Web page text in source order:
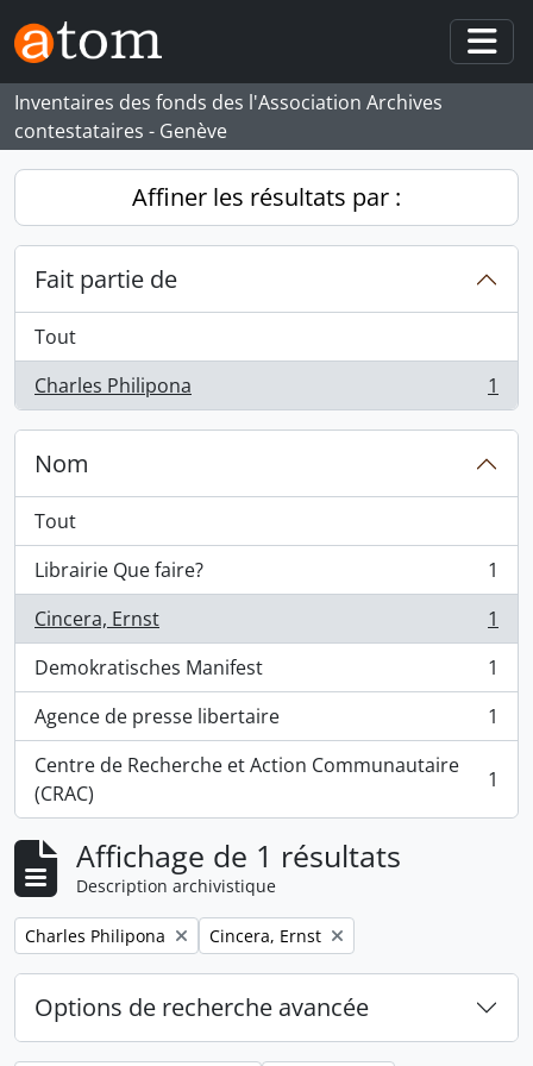
Skip to main content
Inventaires des fonds des l'Association Archives
contestataires - Genève
Affiner les résultats par :
Fait partie de
Tout
Charles Philipona
, 1 résultats 1
Nom
Tout
Librairie Que faire?
, 1 résultats
1
Cincera, Ernst
, 1 résultats
1
Demokratisches Manifest
, 1 résultats
1
Agence de presse libertaire
, 1 résultats
1
Centre de Recherche et Action Communautaire
(CRAC)
, 1 résultats 1
Affichage de 1 résultats
Description archivistique
Remove filter:
Charles Philipona Remove filter:
Cincera, Ernst
Options de recherche avancée